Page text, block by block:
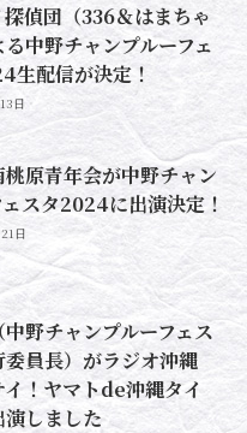
偵団（336＆はまちゃ
中野チャンプルーフェ
生配信が決定！
日
原青年会が中野チャン
ェスタ2024に出演決定！
日
中野チャンプルーフェス
委員長）がラジオ沖縄
イ！ヤマトde沖縄タイ
演しました